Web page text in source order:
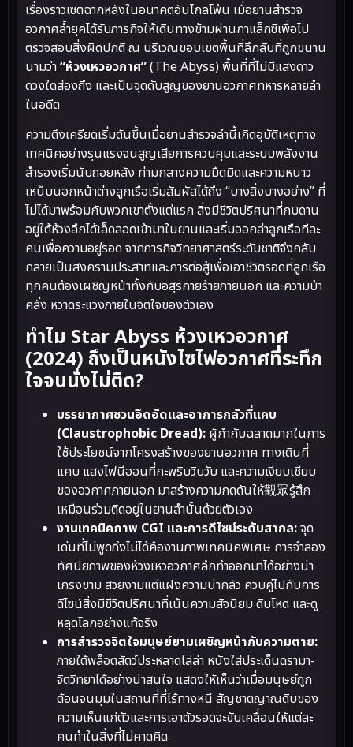
เรื่องราวเซตฉากหลังในอนาคตอันไกลโพ้น เมื่อยานสำรวจ
อวกาศล้ำยุคได้รับภารกิจให้เดินทางข้ามผ่านกาแล็กซีเพื่อไป
ตรวจสอบสิ่งผิดปกติ ณ บริเวณขอบเขตพื้นที่ลึกลับที่ถูกขนาน
นามว่า“ห้วงเหวอวกาศ”(The Abyss) พื้นที่ที่ไม่มีแสงดาว
ดวงใดส่องถึง และเป็นจุดดับสูญของยานอวกาศทหารหลายลำ
ในอดีต
ความตึงเครียดเริ่มต้นขึ้นเมื่อยานสำรวจลำนี้เกิดอุบัติเหตุทาง
เทคนิคอย่างรุนแรงจนสูญเสียการควบคุมและระบบพลังงาน
สำรองเริ่มนับถอยหลัง ท่ามกลางความมืดมิดและความหนาว
เหน็บนอกหน้าต่างลูกเรือเริ่มสัมผัสได้ถึง “บางสิ่งบางอย่าง” ที่
ไม่ได้มาพร้อมกับพวกเขาตั้งแต่แรก สิ่งมีชีวิตปริศนาที่กบดาน
อยู่ใต้ห้วงลึกได้เล็ดลอดเข้ามาในยานและเริ่มออกล่าลูกเรือทีละ
คนเพื่อความอยู่รอด จากภารกิจวิทยาศาสตร์ระดับชาติจึงกลับ
กลายเป็นสงครามประสาทและการต่อสู้เพื่อเอาชีวิตรอดที่ลูกเรือ
ทุกคนต้องเผชิญหน้าทั้งกับอสุรกายร้ายภายนอก และความบ้า
คลั่ง หวาดระแวงภายในจิตใจของตัวเอง
ทำไม Star Abyss ห้วงเหวอวกาศ
(2024) ถึงเป็นหนังไซไฟอวกาศที่ระทึก
ใจจนนั่งไม่ติด?
บรรยากาศชวนอึดอัดและอาการกลัวที่แคบ
(Claustrophobic Dread): ผู้กำกับฉลาดมากในการ
ใช้ประโยชน์จากโครงสร้างของยานอวกาศ ทางเดินที่
แคบ แสงไฟนีออนที่กะพริบวิบวับ และความเงียบเชียบ
ของอวกาศภายนอก มาสร้างความกดดันให้觀眾รู้สึก
เหมือนร่วมติดอยู่ในยานลำนั้นด้วยตัวเอง
งานเทคนิคภาพ CGI และการดีไซน์ระดับสากล:จุด
เด่นที่ไม่พูดถึงไม่ได้คืองานภาพเทคนิคพิเศษ การจำลอง
ทัศนียภาพของห้วงเหวอวกาศลึกทำออกมาได้อย่างน่า
เกรงขาม สวยงามแต่แฝงความน่ากลัว ควบคู่ไปกับการ
ดีไซน์สิ่งมีชีวิตปริศนาที่เน้นความสัจนิยม ดิบโหด และดู
หลุดโลกอย่างแท้จริง
การสำรวจจิตใจมนุษย์ยามเผชิญหน้ากับความตาย:
ภายใต้พล็อตสัตว์ประหลาดไล่ล่า หนังใส่ประเด็นดรามา-
จิตวิทยาได้อย่างน่าสนใจ แสดงให้เห็นว่าเมื่อมนุษย์ถูก
ต้อนจนมุมในสถานที่ที่ไร้ทางหนี สัญชาตญาณดิบของ
ความเห็นแก่ตัวและการเอาตัวรอดจะขับเคลื่อนให้แต่ละ
คนทำในสิ่งที่ไม่คาดคิด